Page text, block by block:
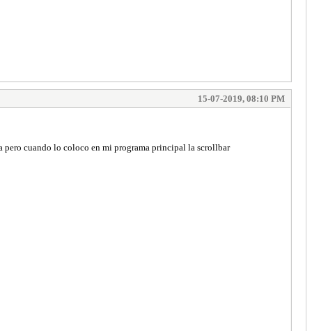
15-07-2019, 08:10 PM
cuando lo coloco en mi programa principal la scrollbar